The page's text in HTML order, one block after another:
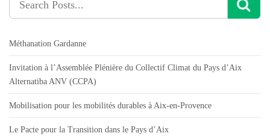
Méthanation Gardanne
Invitation à l’Assemblée Plénière du Collectif Climat du Pays d’Aix
Alternatiba ANV (CCPA)
Mobilisation pour les mobilités durables à Aix-en-Provence
Le Pacte pour la Transition dans le Pays d’Aix